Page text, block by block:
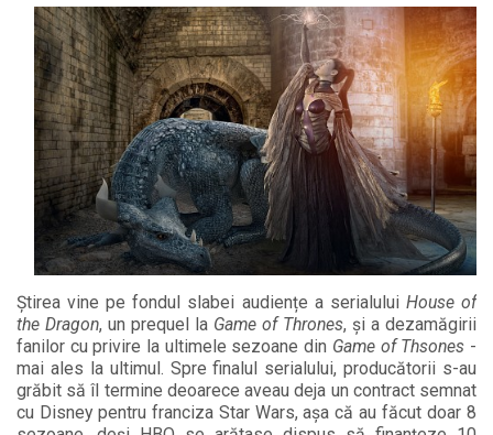
Știrea vine pe fondul slabei audiențe a serialului House of
the Dragon, un prequel la Game of Thrones, și a dezamăgirii
fanilor cu privire la ultimele sezoane din Game of Thsones -
mai ales la ultimul. Spre finalul serialului, producătorii s-au
grăbit să îl termine deoarece aveau deja un contract semnat
cu Disney pentru franciza Star Wars, așa că au făcut doar 8